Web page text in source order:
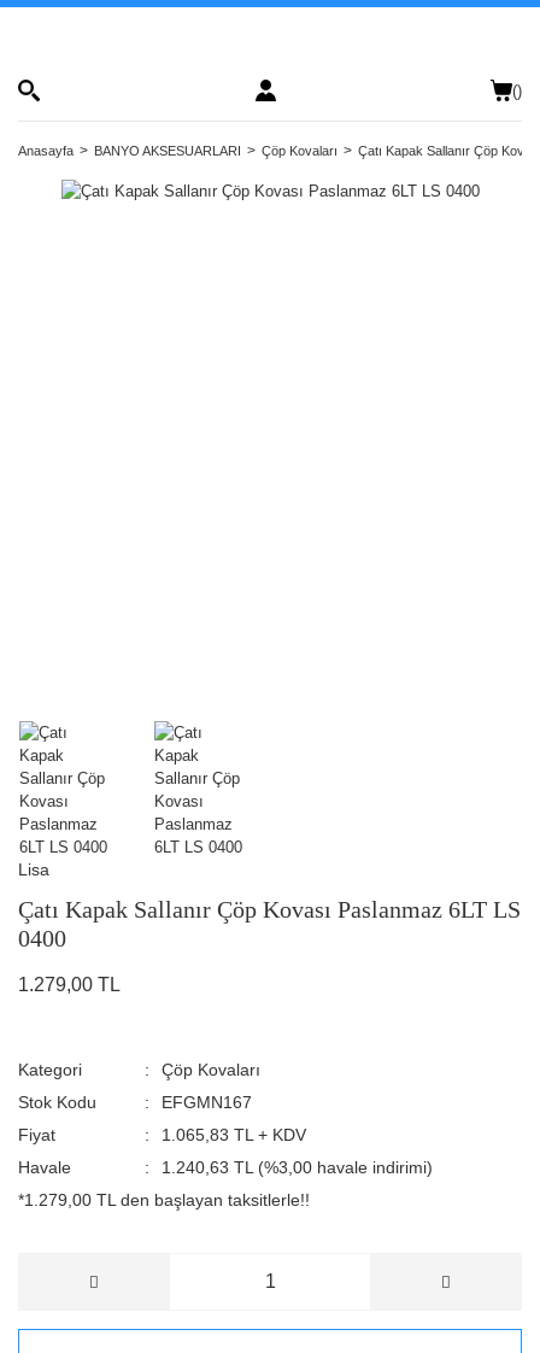
()
Anasayfa BANYO AKSESUARLARI Çöp Kovaları Çatı Kapak Sallanır Çöp
Lisa
Çatı Kapak Sallanır Çöp Kovası Paslanmaz 6LT LS
0400
1.279,00 TL
Kategori
Çöp Kovaları
Stok Kodu
EFGMN167
Fiyat
1.065,83 TL + KDV
Havale
1.240,63 TL (%3,00 havale indirimi)
*1.279,00 TL den başlayan taksitlerle!!